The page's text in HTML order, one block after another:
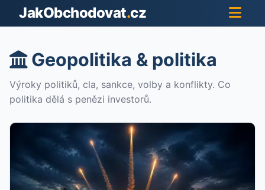
JakObchodovat.cz
Geopolitika & politika
Výroky politiků, cla, sankce, volby a konflikty. Co
politika dělá s penězi investorů.